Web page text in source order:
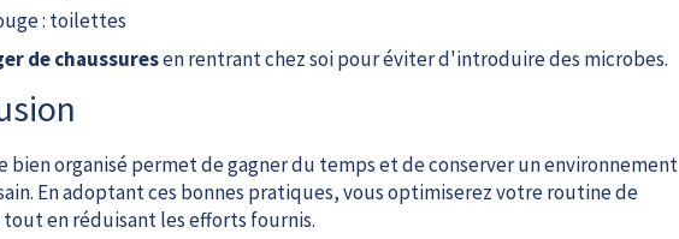
: toilettes
de chaussuresen rentrant chez soi pour éviter d'introduire des microbes.
bien organisé permet de gagner du temps et de conserver un environnement
En adoptant ces bonnes pratiques, vous optimiserez votre routine de
en réduisant les efforts fournis.